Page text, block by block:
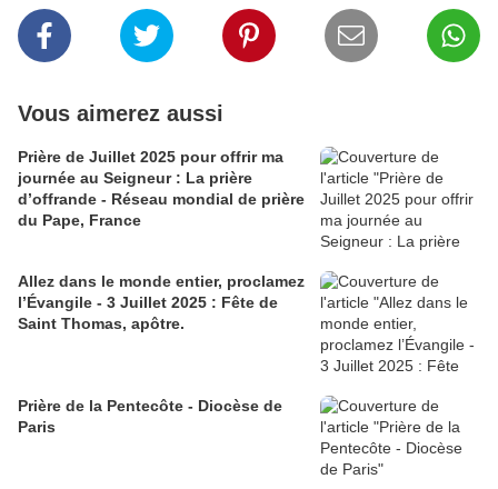
Vous aimerez aussi
Prière de Juillet 2025 pour offrir ma
journée au Seigneur : La prière
d’offrande - Réseau mondial de prière
du Pape, France
Allez dans le monde entier, proclamez
l’Évangile - 3 Juillet 2025 : Fête de
Saint Thomas, apôtre.
Prière de la Pentecôte - Diocèse de
Paris